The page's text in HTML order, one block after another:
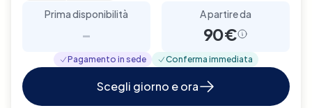
Prima disponibilità
-
A partire da
90€
Pagamento in sede Conferma immediata
Scegli giorno e ora